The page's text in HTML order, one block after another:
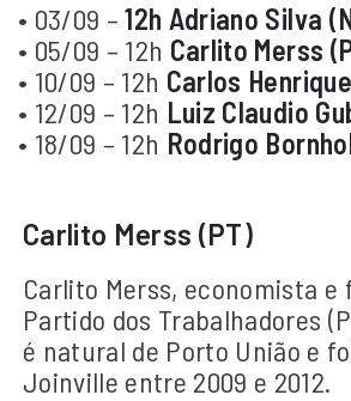
• 03/09 –12h Adriano Silva
• 05/09 – 12h Carlito Merss
• 10/09 – 12h Carlos
• 12/09 – 12h Luiz Claudio
• 18/09 – 12h Rodrigo
Carlito Merss (PT)
Carlito Merss, economista e
Partido dos Trabalhadores
é natural de Porto União e
Joinville entre 2009 e 2012.